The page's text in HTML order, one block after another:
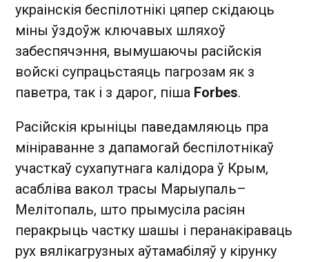
украінскія беспілотнікі цяпер скідаюць
міны ўздоўж ключавых шляхоў
забеспячэння, вымушаючы расійскія
войскі супрацьстаяць пагрозам як з
паветра, так і з дарог, піша Forbes.
Расійскія крыніцы паведамляюць пра
мініраванне з дапамогай беспілотнікаў
участкаў сухапутнага калідора ў Крым,
асабліва вакол трасы Марыупаль–
Мелітопаль, што прымусіла расіян
перакрыць частку шашы і перанакіраваць
рух вялікагрузных аўтамабіляў у кірунку